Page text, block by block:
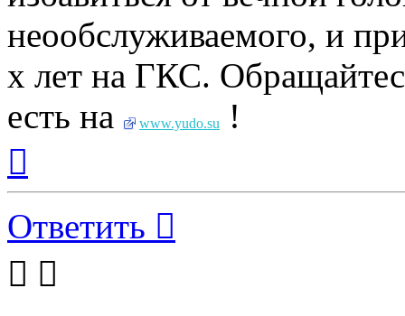
неообслуживаемого, и
х лет на ГКС.
есть на
www.yudo.su !
началу
Ответить